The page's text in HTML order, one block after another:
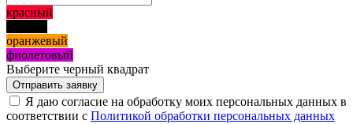
красный
оранжевый
фиолетовый
Выберите черный квадрат
Я даю согласие на обработку моих персональных данных в
соответствии с Политикой обработки персональных данных